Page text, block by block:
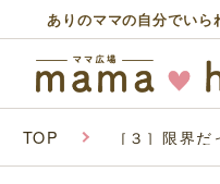
ありのママの自分でい
TOP ［３］限界
きたりなアド